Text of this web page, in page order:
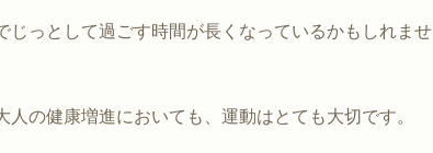
っとして過ごす時間が長くなっているかもしれませ
の健康増進においても、運動はとても大切です。